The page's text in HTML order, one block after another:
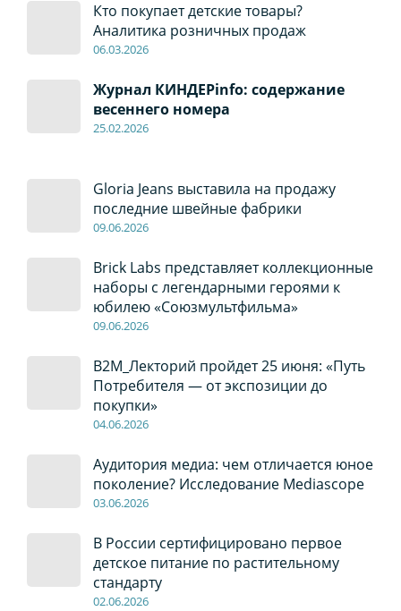
Кто покупает детские товары?
Аналитика розничных продаж
06.03.2026
Журнал КИНДЕРinfo: содержание
весеннего номера
25.02.2026
Gloria Jeans выставила на продажу
последние швейные фабрики
09.06.2026
Brick Labs представляет коллекционные
наборы с легендарными героями к
юбилею «Союзмультфильма»
09.06.2026
B2M_Лекторий пройдет 25 июня: «Путь
Потребителя — от экспозиции до
покупки»
04.06.2026
Аудитория медиа: чем отличается юное
поколение? Исследование Mediascope
03.06.2026
В России сертифицировано первое
детское питание по растительному
стандарту
02.06.2026